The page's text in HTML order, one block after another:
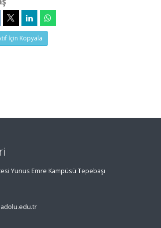
İçin Kopyala
Yunus Emre Kampüsü Tepebaşı